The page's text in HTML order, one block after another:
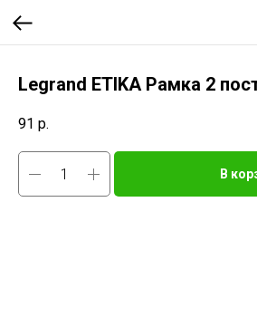
Legrand ETIKA Рамка 2
91 р.
В